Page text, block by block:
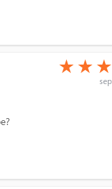
(*)
★ (*)
★ (*)
★